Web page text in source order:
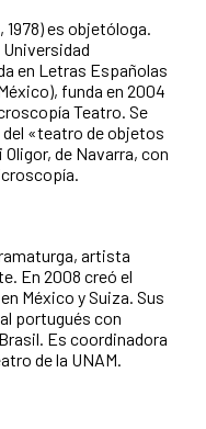
1978) es objetóloga.
en Letras Españolas
funda en 2004
Teatro. Se
«teatro de objetos
de Navarra, con
artista
En 2008 creó el
México y Suiza. Sus
portugués con
Es coordinadora
de la UNAM.